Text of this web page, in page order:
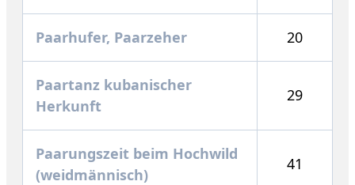
Paarhufer, Paarzeher 20
Paartanz kubanischer
Herkunft
29
Paarungszeit beim Hochwild
(weidmännisch)
41